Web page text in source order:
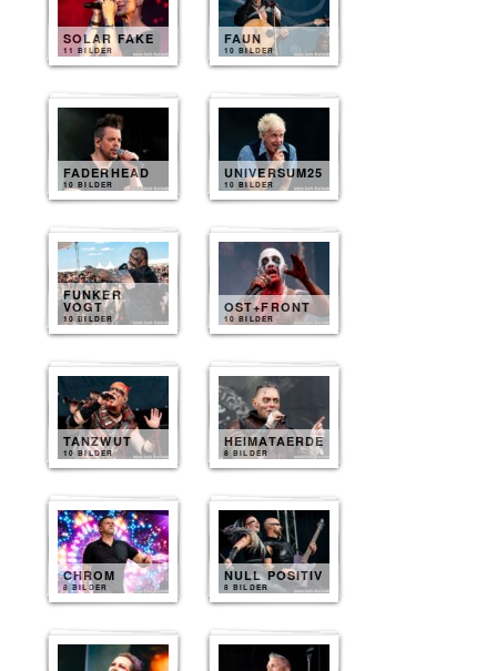
SOLAR FAKE
11 BILDER
FAUN
10 BILDER
FADERHEAD
10 BILDER
UNIVERSUM25
10 BILDER
FUNKER
VOGT
10 BILDER
OST+FRONT
10 BILDER
TANZWUT
10 BILDER
HEIMATAERDE
8 BILDER
CHROM
8 BILDER
NULL POSITIV
8 BILDER